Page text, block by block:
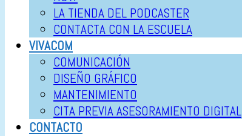
LA TIENDA DEL PODCASTER
CONTACTA CON LA ESCUELA
VIVACOM
COMUNICACIÓN
DISEÑO GRÁFICO
MANTENIMIENTO
CITA PREVIA ASESORAMIENTO DIGITAL
CONTACTO